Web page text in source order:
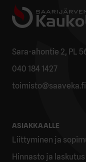
Sara-ahontie 2, PL
040 184 1427
toimisto@saaveka.fi
ASIAKKAALLE
Liittyminen ja
Hinnasto ja laskutus